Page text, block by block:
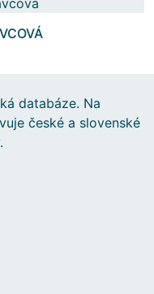
databáze. Na
české a slovenské